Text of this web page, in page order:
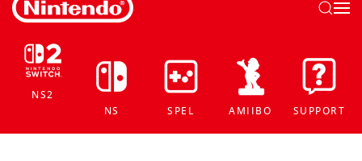
NS2
NS
SPEL AMIIBO SUPPORT